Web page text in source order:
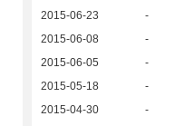
2015-06-23
-
2015-06-08
-
2015-06-05
-
2015-05-18
-
2015-04-30
-